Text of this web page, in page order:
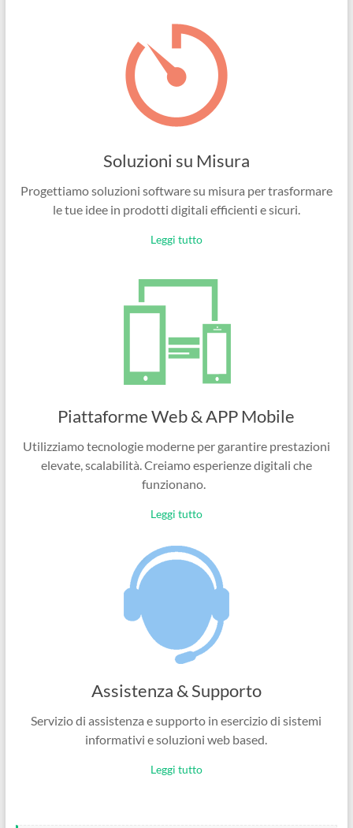
Soluzioni su Misura
Progettiamo soluzioni software su misura per trasformare
le tue idee in prodotti digitali efficienti e sicuri.
Leggi tutto
Piattaforme Web & APP Mobile
Utilizziamo tecnologie moderne per garantire prestazioni
elevate, scalabilità. Creiamo esperienze digitali che
funzionano.
Leggi tutto
Assistenza & Supporto
Servizio di assistenza e supporto in esercizio di sistemi
informativi e soluzioni web based.
Leggi tutto